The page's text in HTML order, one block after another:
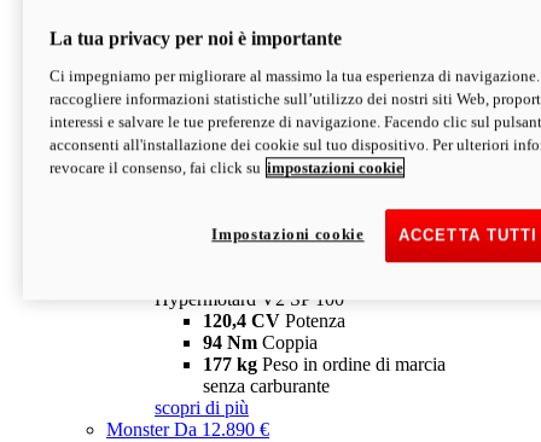
V2 SP
Hypermotard V2 SP
120,4 CVPotenza
94 NmCoppia
177 kgPeso in ordine di marcia
senza carburante
Depotenziata 35 kW: 18.890 € i
configura scopri di più
Hypermotard V2 SP 100
120,4 CV Potenza
94 Nm Coppia
177 kg Peso in ordine di marcia
senza carburante
scopri di più
MonsterDa 12.890 €
La tua privacy per noi è importante
Ci impegniamo per migliorare al massimo la tua esperienza di
raccogliere informazioni statistiche sull’utilizzo dei nostri siti Web,
interessi e salvare le tue preferenze di navigazione. Facendo clic sul
acconsenti all'installazione dei cookie sul tuo dispositivo. Per ulteriori
revocare il consenso, fai click su impostazioni cookie
ACCETTA
Impostazioni cookie